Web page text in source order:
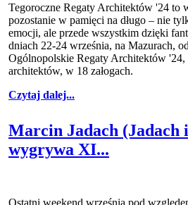
Tegoroczne Regaty Architektów '24 to
pozostanie w pamięci na długo – nie
emocji, ale przede wszystkim dzięki
dniach 22-24 września, na Mazurach,
Ogólnopolskie Regaty Architektów '24,
architektów, w 18 załogach.
Czytaj dalej...
Marcin Jadach (Jadach
wygrywa XI...